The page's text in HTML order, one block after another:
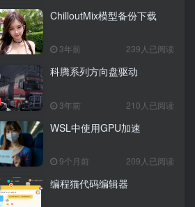
ChilloutMix模型备份下载
3年前 239人已阅读
科腾系列方向盘驱动
3年前 210人已阅读
WSL中使用GPU加速
9个月前 209人已阅读
编程猫代码编辑器